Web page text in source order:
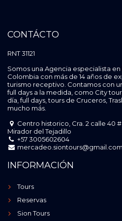
CONTÁCTO
RNT 31121
Somos una Agencia especialista
Colombia con más de 14 años de
turismo receptivo. Contamos con
full days a la medida, como City
día, full days, tours de Cruceros,
mucho más.
Centro historico, Cra. 2 calle 40
Mirador del Tejadillo
+57 3005602604
mercadeo.siontours@gmail.com
INFORMACIÓN
Tours
Reservas
Sion Tours